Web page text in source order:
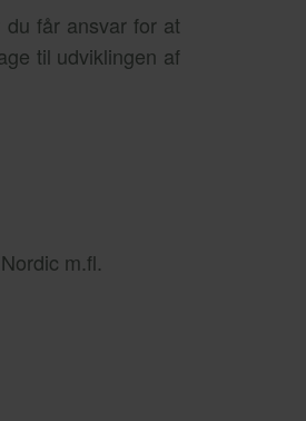
får ansvar for at
til udviklingen af
m.fl.